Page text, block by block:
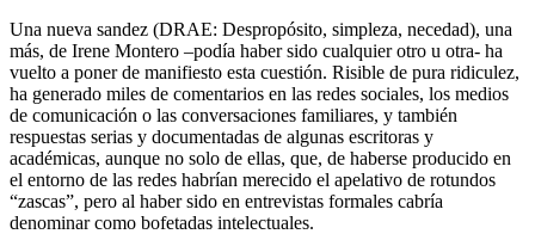
Una nueva sandez (DRAE: Despropósito, simpleza, necedad), una
más, de Irene Montero –podía haber sido cualquier otro u otra- ha
vuelto a poner de manifiesto esta cuestión. Risible de pura ridiculez,
ha generado miles de comentarios en las redes sociales, los medios
de comunicación o las conversaciones familiares, y también
respuestas serias y documentadas de algunas escritoras y
académicas, aunque no solo de ellas, que, de haberse producido en
el entorno de las redes habrían merecido el apelativo de rotundos
“zascas”, pero al haber sido en entrevistas formales cabría
denominar como bofetadas intelectuales.